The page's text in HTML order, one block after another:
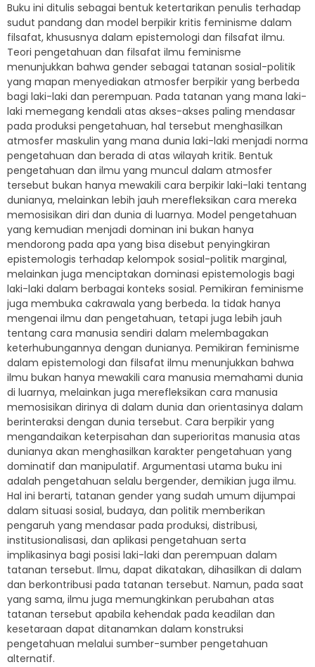
Buku ini ditulis sebagai bentuk ketertarikan penulis terhadap
sudut pandang dan model berpikir kritis feminisme dalam
filsafat, khususnya dalam epistemologi dan filsafat ilmu.
Teori pengetahuan dan filsafat ilmu feminisme
menunjukkan bahwa gender sebagai tatanan sosial-politik
yang mapan menyediakan atmosfer berpikir yang berbeda
bagi laki-laki dan perempuan. Pada tatanan yang mana laki-
laki memegang kendali atas akses-akses paling mendasar
pada produksi pengetahuan, hal tersebut menghasilkan
atmosfer maskulin yang mana dunia laki-laki menjadi norma
pengetahuan dan berada di atas wilayah kritik. Bentuk
pengetahuan dan ilmu yang muncul dalam atmosfer
tersebut bukan hanya mewakili cara berpikir laki-laki tentang
dunianya, melainkan lebih jauh merefleksikan cara mereka
memosisikan diri dan dunia di luarnya. Model pengetahuan
yang kemudian menjadi dominan ini bukan hanya
mendorong pada apa yang bisa disebut penyingkiran
epistemologis terhadap kelompok sosial-politik marginal,
melainkan juga menciptakan dominasi epistemologis bagi
laki-laki dalam berbagai konteks sosial. Pemikiran feminisme
juga membuka cakrawala yang berbeda. la tidak hanya
mengenai ilmu dan pengetahuan, tetapi juga lebih jauh
tentang cara manusia sendiri dalam melembagakan
keterhubungannya dengan dunianya. Pemikiran feminisme
dalam epistemologi dan filsafat ilmu menunjukkan bahwa
ilmu bukan hanya mewakili cara manusia memahami dunia
di luarnya, melainkan juga merefleksikan cara manusia
memosisikan dirinya di dalam dunia dan orientasinya dalam
berinteraksi dengan dunia tersebut. Cara berpikir yang
mengandaikan keterpisahan dan superioritas manusia atas
dunianya akan menghasilkan karakter pengetahuan yang
dominatif dan manipulatif. Argumentasi utama buku ini
adalah pengetahuan selalu bergender, demikian juga ilmu.
Hal ini berarti, tatanan gender yang sudah umum dijumpai
dalam situasi sosial, budaya, dan politik memberikan
pengaruh yang mendasar pada produksi, distribusi,
institusionalisasi, dan aplikasi pengetahuan serta
implikasinya bagi posisi laki-laki dan perempuan dalam
tatanan tersebut. Ilmu, dapat dikatakan, dihasilkan di dalam
dan berkontribusi pada tatanan tersebut. Namun, pada saat
yang sama, ilmu juga memungkinkan perubahan atas
tatanan tersebut apabila kehendak pada keadilan dan
kesetaraan dapat ditanamkan dalam konstruksi
pengetahuan melalui sumber-sumber pengetahuan
alternatif.